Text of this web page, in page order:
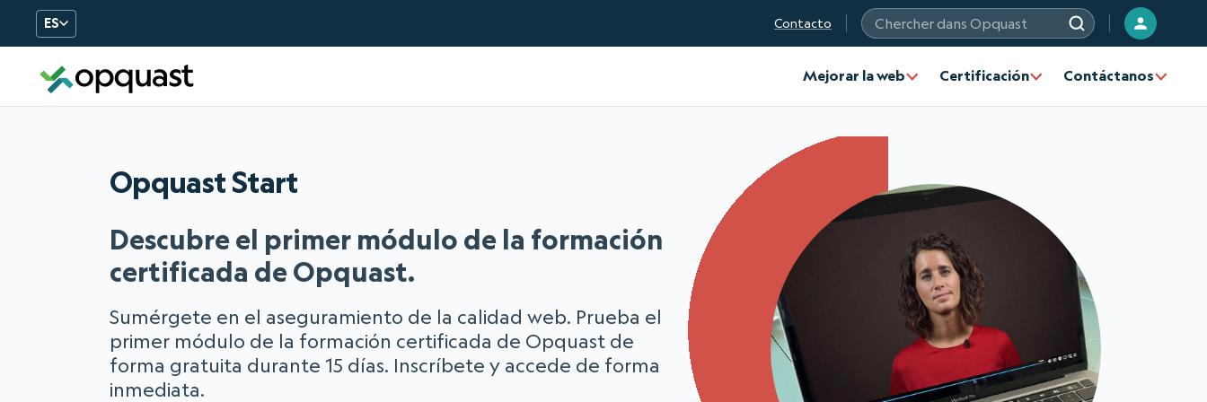
ES Contacto
Chercher sur les sites Opquast
Mejorar la web Certificación Contáctanos
OpquastStart
Descubre el primer módulo de la formación
certificada de Opquast.
Sumérgete en el aseguramiento de la calidad web. Prueba el
primer módulo de la formación certificada de Opquast de
forma gratuita durante 15 días. Inscríbete y accede de forma
inmediata.